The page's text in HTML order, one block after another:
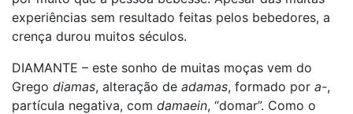
experiências sem resultado feitas pelos bebedores, a
crença durou muitos séculos.
DIAMANTE – este sonho de muitas moças vem do
Grego diamas, alteração de adamas, formado por a-,
partícula negativa, com damaein, “domar”. Como o